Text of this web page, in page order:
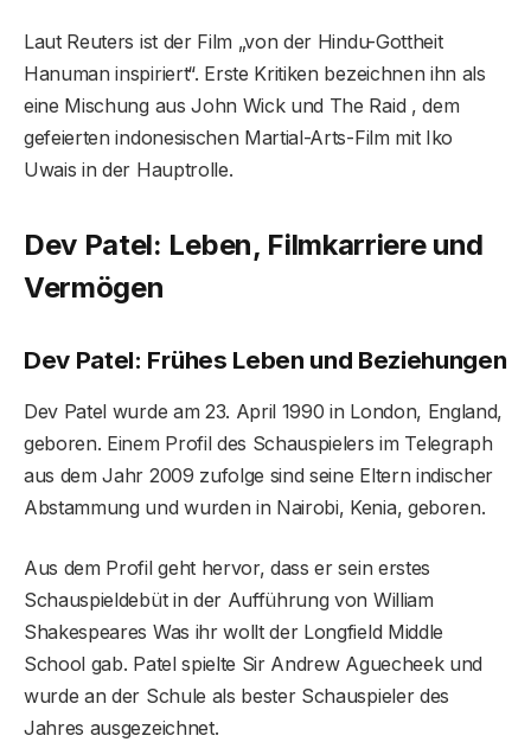
Laut Reuters ist der Film „von der Hindu-Gottheit
Hanuman inspiriert“. Erste Kritiken bezeichnen ihn als
eine Mischung aus John Wick und The Raid , dem
gefeierten indonesischen Martial-Arts-Film mit Iko
Uwais in der Hauptrolle.
Dev Patel: Leben, Filmkarriere und
Vermögen
Dev Patel: Frühes Leben und Beziehungen
Dev Patel wurde am 23. April 1990 in London, England,
geboren. Einem Profil des Schauspielers im Telegraph
aus dem Jahr 2009 zufolge sind seine Eltern indischer
Abstammung und wurden in Nairobi, Kenia, geboren.
Aus dem Profil geht hervor, dass er sein erstes
Schauspieldebüt in der Aufführung von William
Shakespeares Was ihr wollt der Longfield Middle
School gab. Patel spielte Sir Andrew Aguecheek und
wurde an der Schule als bester Schauspieler des
Jahres ausgezeichnet.